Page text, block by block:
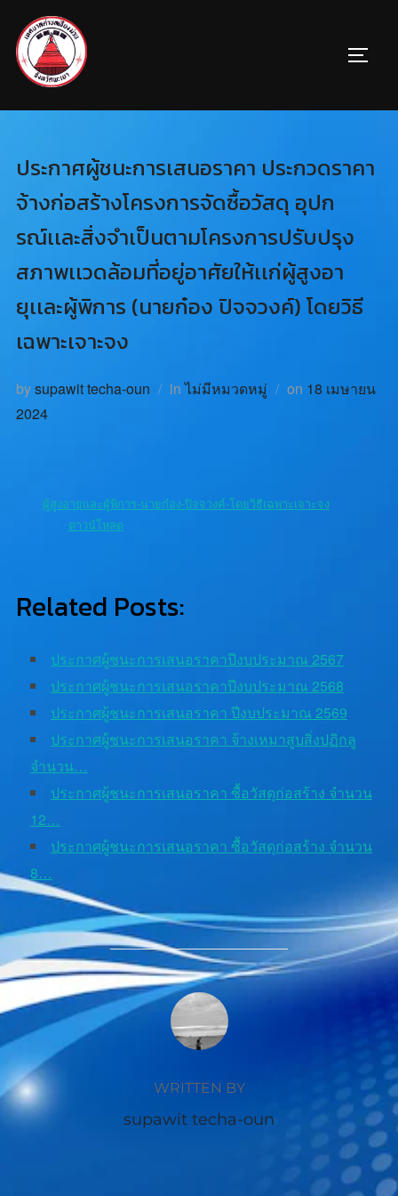
ประกาศผู้ชนะการเสนอราคา ประกวดราคา
จ้างก่อสร้างโครงการจัดซื้อวัสดุ อุปก
รณ์เเละสิ่งจำเป็นตามโครงการปรับปรุง
สภาพเเวดล้อมที่อยู่อาศัยให้เเก่ผู้สูงอา
ยุเเละผู้พิการ (นายก๋อง ปิจจวงค์) โดยวิธี
เฉพาะเจาะจง
bysupawit techa-oun inไม่มีหมวดหมู่ on 18 เมษายน
2024
ผู้สูงอายุเเละผู้พิการ-นายก๋อง-ปิจจวงค์-โดยวิธีเฉพาะเจาะจง
ดาวน์โหลด
Related Posts:
ประกาศผู้ชนะการเสนอราคาปีงบประมาณ 2567
ประกาศผู้ชนะการเสนอราคาปีงบประมาณ 2568
ประกาศผู้ชนะการเสนอราคา ปีงบประมาณ 2569
ประกาศผู้ชนะการเสนอราคา จ้างเหมาสูบสิ่งปฏิกลู
จำนวน…
ประกาศผู้ชนะการเสนอราคา ซื้อวัสดุก่อสร้าง จำนวน
12…
ประกาศผู้ชนะการเสนอราคา ซื้อวัสดุก่อสร้าง จำนวน
8…
POST AUTHOR
WRITTEN BY
supawit techa-oun